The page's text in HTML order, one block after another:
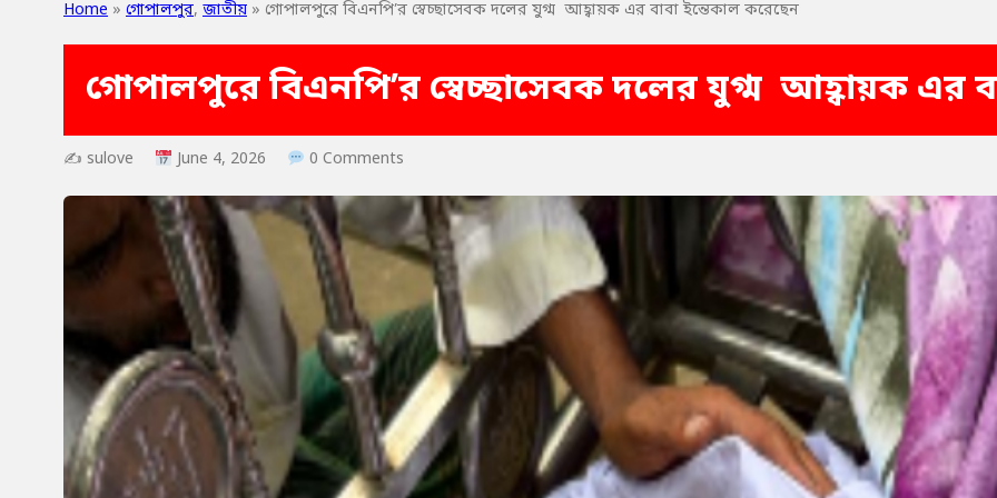
Home » গোপালপুর, জাতীয় » গোপালপুরে বিএনপি’র স্বেচ্ছাসেবক দলের যুগ্ম আহ্বায়ক এর বাবা ইন্তেকাল করেছেন
গোপালপুরে বিএনপি’র স্বেচ্ছাসেবক দলের যুগ্ম আহ্বায়ক এর
✍ sulove June 4, 2026 0 Comments